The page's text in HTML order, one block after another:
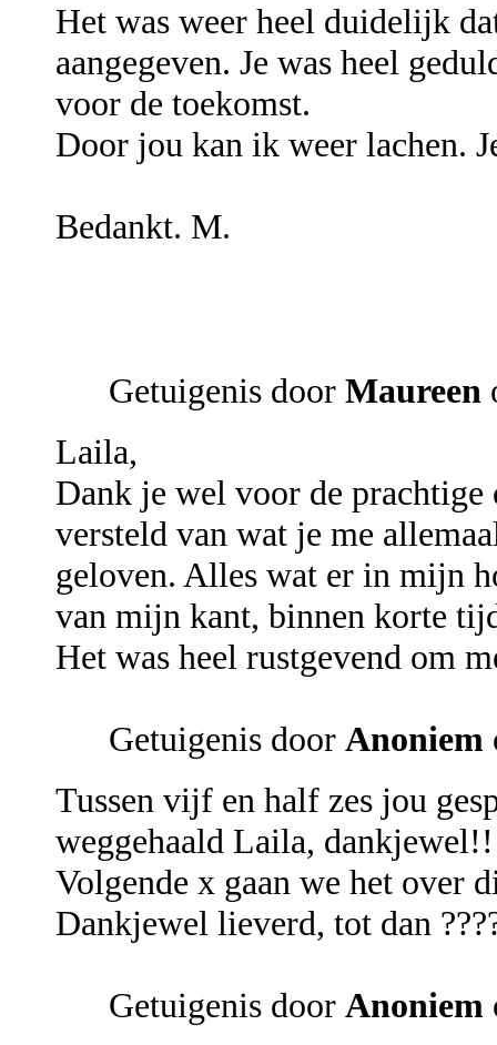
Het was weer heel duidelijk
aangegeven. Je was heel
voor de toekomst.
Door jou kan ik weer lachen.
Bedankt. M.
Getuigenis door Maureen
Laila,
Dank je wel voor de prachtige
versteld van wat je me
geloven. Alles wat er in mijn
van mijn kant, binnen korte
Het was heel rustgevend om
Getuigenis door Anoniem
Tussen vijf en half zes jou
weggehaald Laila,
Volgende x gaan we het over
Dankjewel lieverd, tot dan
Getuigenis door Anoniem